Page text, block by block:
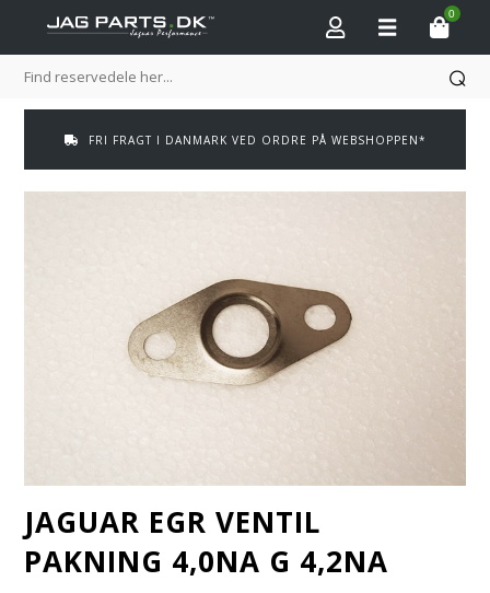
0
FRI FRAGT I DANMARK VED ORDRE PÅ WEBSHOPPEN*
JAGUAR EGR VENTIL
PAKNING 4,0NA G 4,2NA